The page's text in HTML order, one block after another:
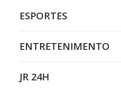
ESPORTES
ENTRETENIMENTO
JR 24H